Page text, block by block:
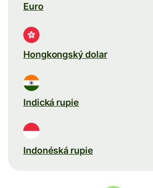
Euro
Hongkongský dolar
Indická rupie
Indonéská rupie